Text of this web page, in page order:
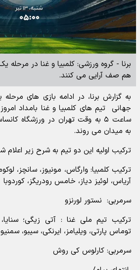
برنا - گروه ورزشی: کلمبیا و غنا در مرحله
هم صف آرایی می کنند.
به گزارش برنا، در ادامه بازی های
جهانی تیم های کلمبیا و غنا بامداد
ساعت ۵ به وقت تهران در ورزشگاه
به میدان می روند.
ترکیب اولیه این دو تیم به شرح زیر
ترکیب کلمبیا: وارگاس، مونیوز، سانچز،
آریاس، لوئیز دیاز، خامس رودریگز، کوردوبا
سرمربی: نستور لورنزو
ترکیب تیم ملی غنا : آتی زیگی؛ سنایا،
توماس پارتی، ویلیامز، ایرنکی، سیبو،
سرمربی: کارلوس کی روش